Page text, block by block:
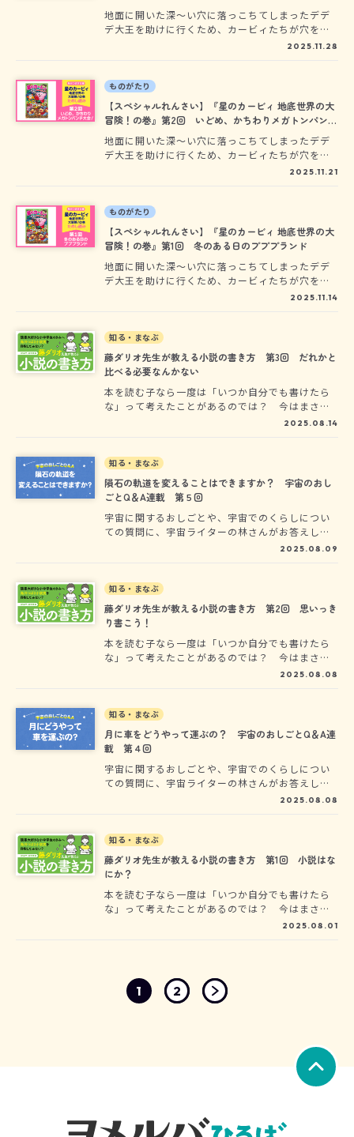
地面に開いた深～い穴に落っこちてしまったデデ
デ大王を助けに行くため、カービィたちが穴をお
りると、そこには、見たこともない地底世界が広
げられる、カービィたちの大冒険を、どこよりも
早く先行ためし読みできちゃうよ！
2025.11.28
ものがたり
【スペシャルれんさい】『星のカービィ 地底世界の大
冒険！の巻』第2回 いどめ、かちわりメガトンパンチ
大会！
地面に開いた深～い穴に落っこちてしまったデデ
デ大王を助けに行くため、カービィたちが穴をお
りると、そこには、見たこともない地底世界が広
げられる、カービィたちの大冒険を、どこよりも
早く先行ためし読みできちゃうよ！
2025.11.21
ものがたり
【スペシャルれんさい】『星のカービィ 地底世界の大
冒険！の巻』第1回 冬のある日のプププランド
地面に開いた深～い穴に落っこちてしまったデデ
デ大王を助けに行くため、カービィたちが穴をお
りると、そこには、見たこともない地底世界が広
げられる、カービィたちの大冒険を、どこよりも
早く先行ためし読みできちゃうよ！
2025.11.14
知る・まなぶ
藤ダリオ先生が教える小説の書き方 第3回 だれかと
比べる必要なんかない
本を読む子なら一度は「いつか自分でも書けたら
な」って考えたことがあるのでは？ 今はまさに
夏休み。そして「角川つばさ文庫小説賞〈こども
委員で、つばさ文庫の大人気シリーズ「絶体絶命
ゲーム」の作者・藤ダリオ先生から、ヨメルバの
ために特別に、小説の書き方を教えてもらう連載
です！（全３回更新）
2025.08.14
知る・まなぶ
隕石の軌道を変えることはできますか？ 宇宙のおし
ごとQ＆A連載 第５回
宇宙に関するおしごとや、宇宙でのくらしについ
ての質問に、宇宙ライターの林さんがお答えしま
す！この記事では、『未来が楽しみになる 宇宙の
ながら紹介します。
2025.08.09
知る・まなぶ
藤ダリオ先生が教える小説の書き方 第2回 思いっき
り書こう！
本を読む子なら一度は「いつか自分でも書けたら
な」って考えたことがあるのでは？ 今はまさに
夏休み。そして「角川つばさ文庫小説賞〈こども
委員で、つばさ文庫の大人気シリーズ「絶体絶命
ゲーム」の作者・藤ダリオ先生から、ヨメルバの
ために特別に、小説の書き方を教えてもらう連載
です！（全３回更新）
2025.08.08
知る・まなぶ
月に車をどうやって運ぶの？ 宇宙のおしごとQ＆A連
載 第４回
宇宙に関するおしごとや、宇宙でのくらしについ
ての質問に、宇宙ライターの林さんがお答えしま
す！この記事では、『未来が楽しみになる 宇宙の
ながら紹介します。
2025.08.08
知る・まなぶ
藤ダリオ先生が教える小説の書き方 第1回 小説はな
にか？
本を読む子なら一度は「いつか自分でも書けたら
な」って考えたことがあるのでは？ 今はまさに
夏休み。そして「角川つばさ文庫小説賞〈こども
ゲーム」の作者・藤ダリオ先生から、ヨメルバの
ために特別に、小説の書き方を教えてもらう連載
です！（全３回更新）
2025.08.01
1 2